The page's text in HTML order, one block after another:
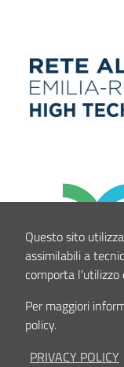
Questo sito
assimilabili a
comporta l'utilizzo
Per maggiori
policy.
PRIVACY POLICY